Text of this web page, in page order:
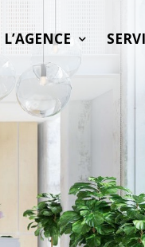
L’AGENCE